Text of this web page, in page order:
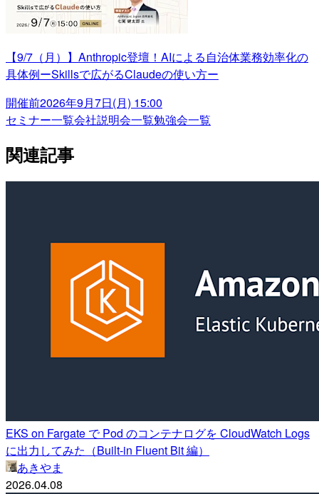
【9/7（月）】Anthropic登壇！AIによる自治体業務効率化の
具体例ーSkillsで広がるClaudeの使い方ー
開催前2026年9月7日(月) 15:00
セミナー一覧会社説明会一覧勉強会一覧
関連記事
EKS on Fargate で Pod のコンテナログを CloudWatch Logs
に出力してみた（Built-in Fluent Bit 編）
あきやま
2026.04.08